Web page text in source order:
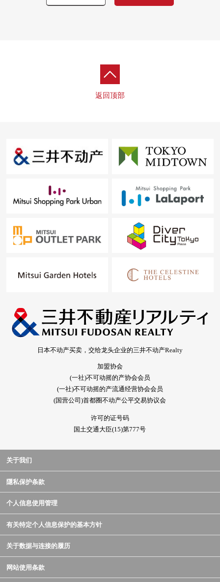
返回顶部
日本不动产买卖，交给龙头企业的三井不动产Realty
加盟协会
(一社)不可动摇的产协会会员
(一社)不可动摇的产流通经营协会会员
(国营公司)首都圈不动产公平交易协议会
许可的证号码
国土交通大臣(15)第777号
关于我们
隱私保护条款
个人信息使用管理
有关特定个人信息保护的基本方针
关于数据与连接的履历
网站使用条款